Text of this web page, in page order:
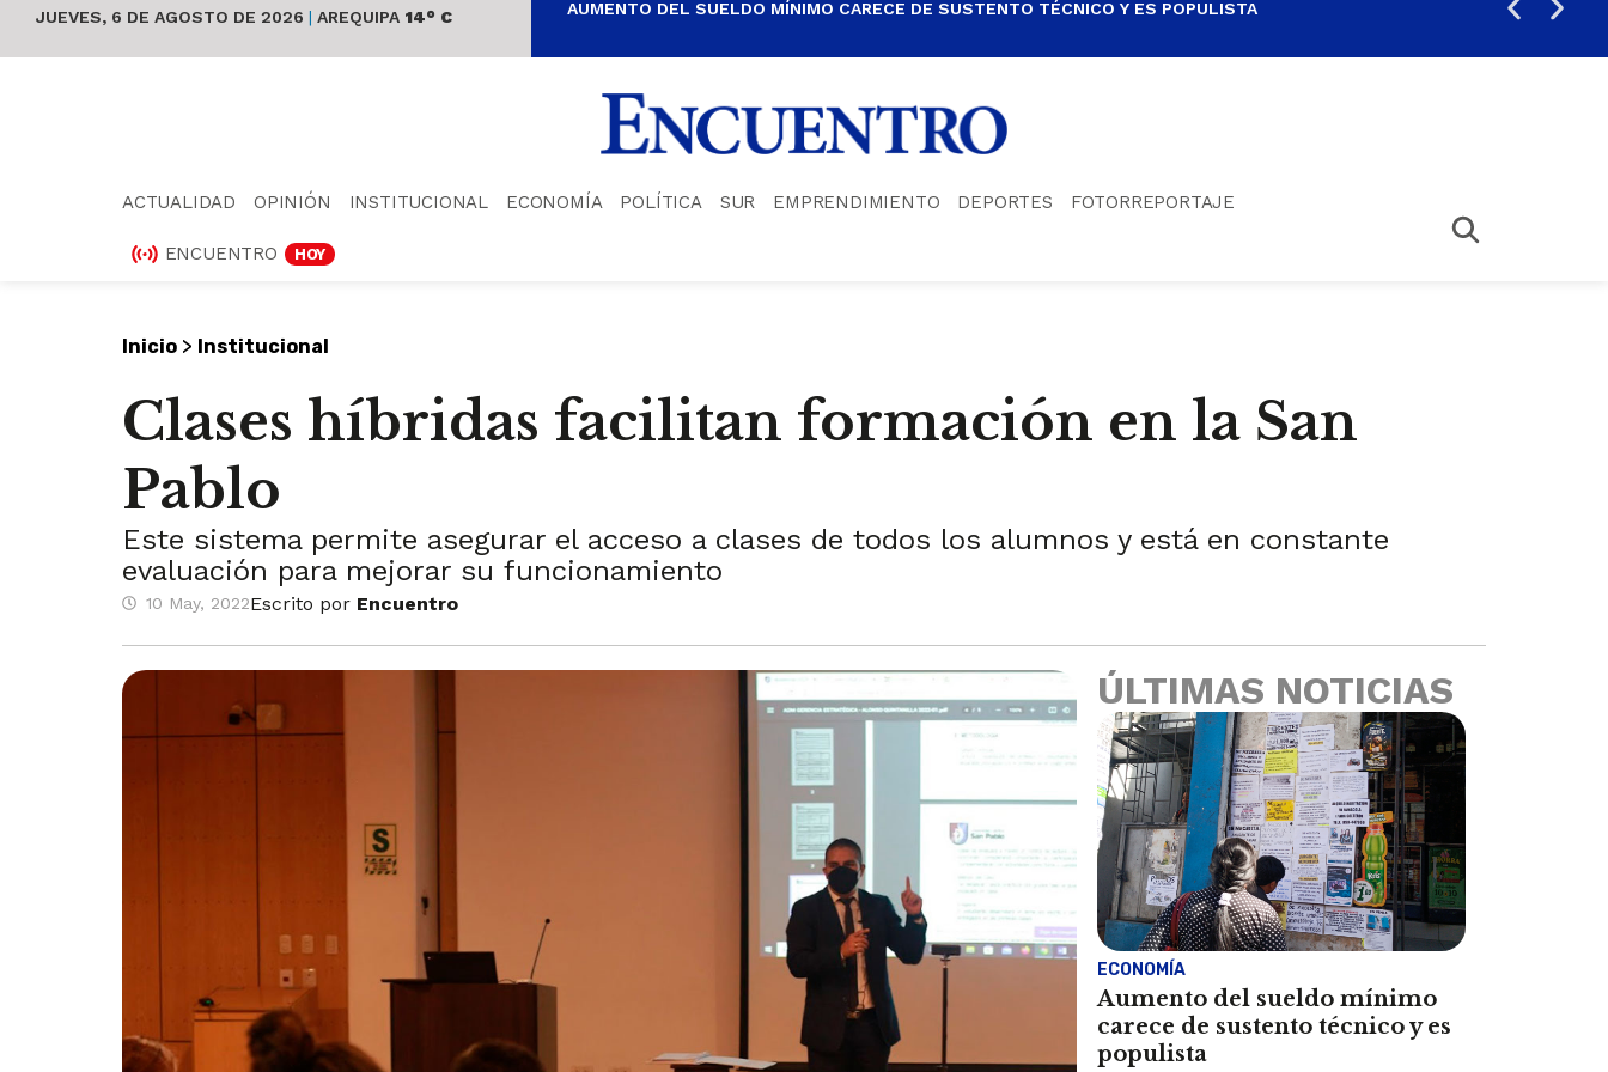
JUEVES, 6 DE AGOSTO DE 2026 | AREQUIPA 14° C AUMENTO DEL SUELDO MÍNIMO CARECE DE SUSTENTO TÉCNICO Y ES POPULISTA
ACTUALIDAD OPINIÓN INSTITUCIONAL ECONOMÍA POLÍTICA SUR EMPRENDIMIENTO DEPORTES FOTORREPORTAJE
ENCUENTRO HOY
Inicio > Institucional
Clases híbridas facilitan formación en la San
Pablo
Este sistema permite asegurar el acceso a clases de todos los alumnos y está en constante
evaluación para mejorar su funcionamiento
10 May, 2022Escrito por Encuentro
ÚLTIMAS NOTICIAS
ECONOMÍA
Aumento del sueldo mínimo
carece de sustento técnico y es
populista